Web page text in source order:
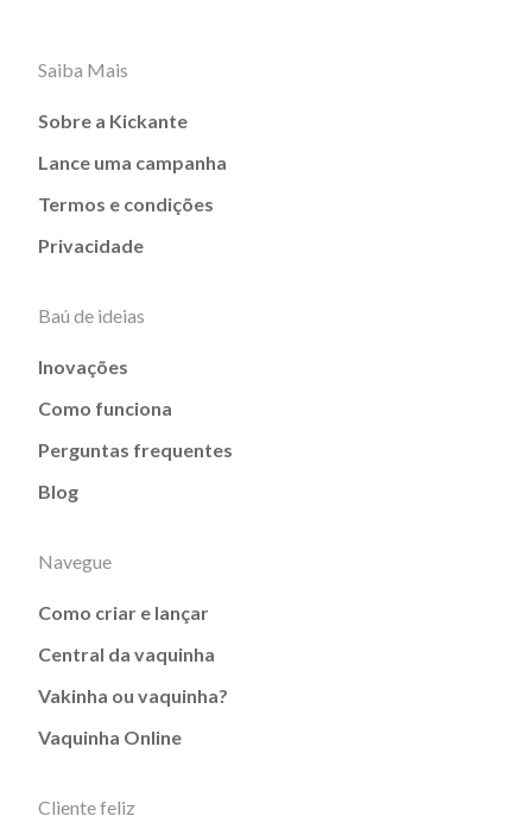
Saiba Mais
Sobre a Kickante
Lance uma campanha
Termos e condições
Privacidade
Baú de ideias
Inovações
Como funciona
Perguntas frequentes
Blog
Navegue
Como criar e lançar
Central da vaquinha
Vakinha ou vaquinha?
Vaquinha Online
Cliente feliz